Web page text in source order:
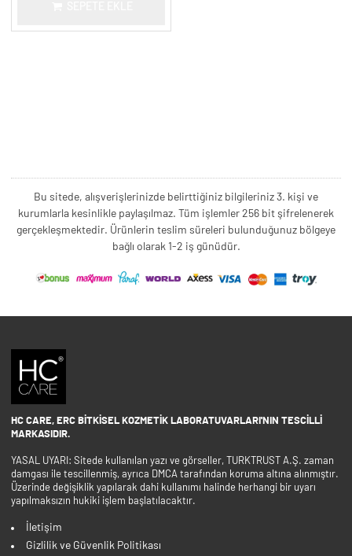
Bu sitede, alışverişlerinizde belirttiğiniz bilgileriniz 3. kişi ve
kurumlarla kesinlikle paylaşılmaz. Tüm işlemler 256 bit şifrelenerek
gerçekleşmektedir. Ürünlerin teslim süreleri bulunduğunuz bölgeye
bağlı olarak 1-2 iş günüdür.
HC CARE, ERC BITKISEL KOZMETIK LABORATUVARLARI'NIN TESCILLI
MARKASIDIR.
YASAL UYARI: Sitede kullanılan yazı ve görseller, TURKTRUST A.Ş. zaman
damgası ile tescillenmiş, ayrıca DMCA tarafından koruma altına alınmıştır.
Üzerinde değişiklik yapılarak dahi kullanımı halinde herhangi bir uyarı
yapılmaksızın hukiki işlem başlatılacaktır.
İletişim
Gizlilik ve Güvenlik Politikası